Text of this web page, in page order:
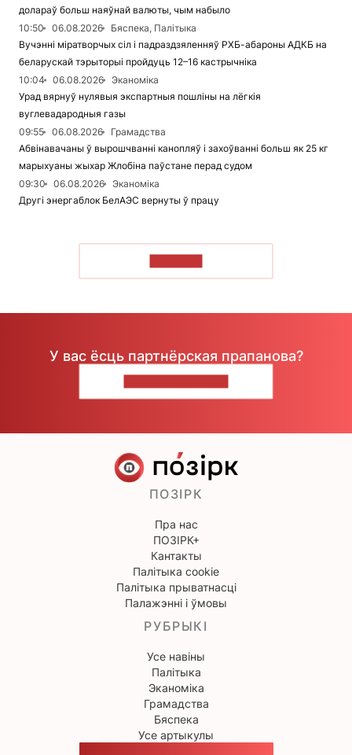
долараў больш наяўнай валюты, чым набыло
10:50
06.08.2026
Бяспека, Палітыка
Вучэнні міратворчых сіл і падраздзяленняў РХБ-абароны АДКБ на
беларускай тэрыторыі пройдуць 12–16 кастрычніка
10:04
06.08.2026
Эканоміка
Урад вярнуў нулявыя экспартныя пошліны на лёгкія
вуглевадародныя газы
09:55
06.08.2026
Грамадства
Абвінавачаны ў вырошчванні канопляў і захоўванні больш як 25 кг
марыхуаны жыхар Жлобіна паўстане перад судом
09:30
06.08.2026
Эканоміка
Другі энергаблок БелАЭС вернуты ў працу
У вас ёсць партнёрская прапанова?
ПОЗІРК
Пра нас
ПОЗІРК+
Кантакты
Палітыка cookie
Палітыка прыватнасці
Палажэнні і ўмовы
РУБРЫКІ
Усе навіны
Палітыка
Эканоміка
Грамадства
Бяспека
Усе артыкулы